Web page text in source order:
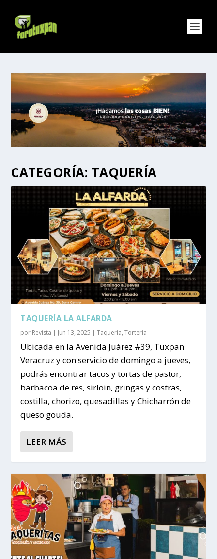
CATEGORÍA: TAQUERÍA
TAQUERÍA LA ALFARDA
por Revista | Jun 13, 2025 |Taquería,Tortería
Ubicada en la Avenida Juárez #39, Tuxpan
Veracruz y con servicio de domingo a jueves,
podrás encontrar tacos y tortas de pastor,
barbacoa de res, sirloin, gringas y costras,
costilla, chorizo, quesadillas y Chicharrón de
queso gouda.
LEER MÁS